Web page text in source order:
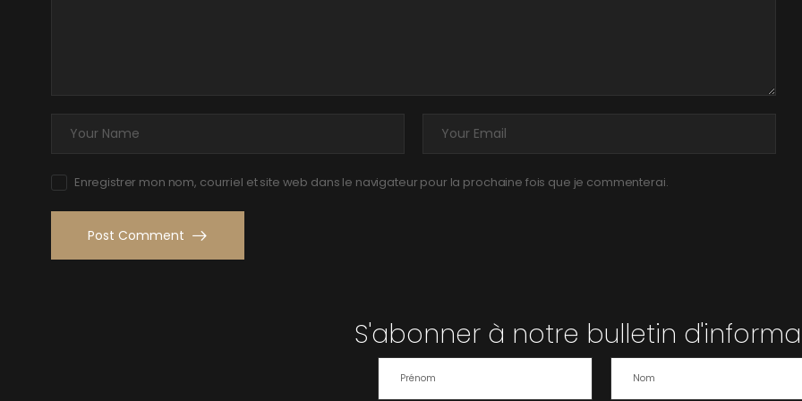
Enregistrer mon nom, courriel et site web dans le navigateur pour la prochaine fois que je commenterai.
Post Comment
S'abonner à notre bulletin